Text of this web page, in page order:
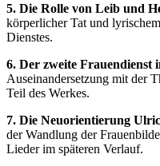
5. Die Rolle von Leib und
körperlicher Tat und
Dienstes.
6. Der zweite Frauendienst
Auseinandersetzung mit der
Teil des Werkes.
7. Die Neuorientierung
der Wandlung der
Lieder im späteren Verlauf.